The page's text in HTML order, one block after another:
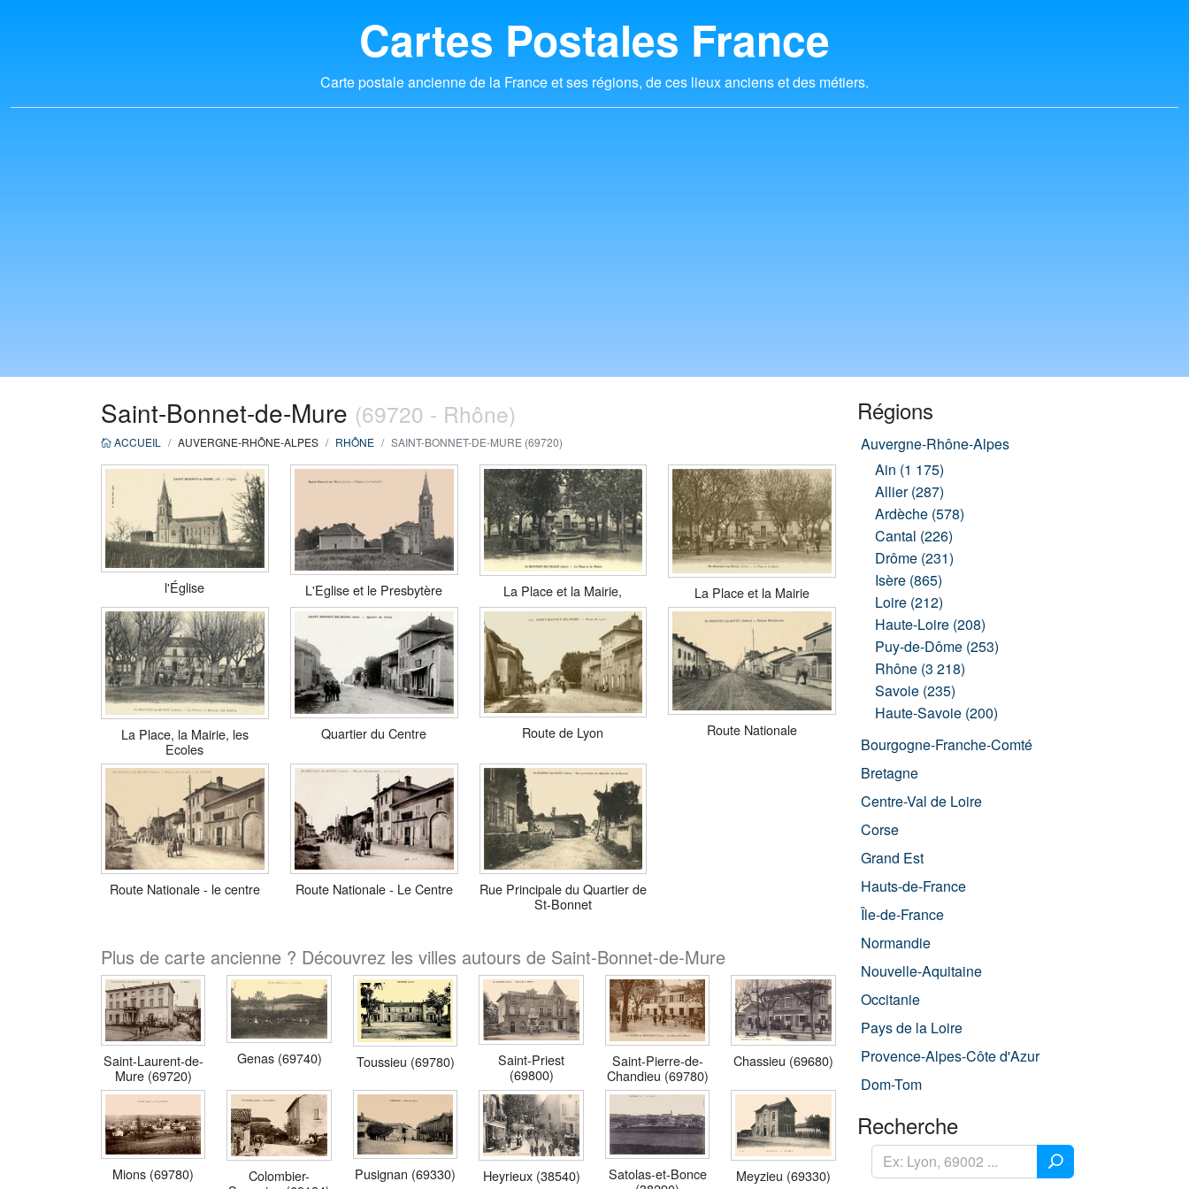
Cartes Postales France
Carte postale ancienne de la France et ses régions, de ces lieux anciens et des métiers.
Saint-Bonnet-de-Mure (69720 - Rhône)
ACCUEIL AUVERGNE-RHÔNE-ALPES RHÔNE SAINT-BONNET-DE-MURE (69720)
l'Église L'Eglise et le Presbytère La Place et la Mairie, La Place et la Mairie
La Place, la Mairie, les
Ecoles
Quartier du Centre Route de Lyon Route Nationale
Route Nationale - le centre Route Nationale - Le Centre
Rue Principale du Quartier de
St-Bonnet
Plus de carte ancienne ? Découvrez les villes autours de Saint-Bonnet-de-Mure
Saint-Laurent-de-
Mure (69720)
Genas (69740) Toussieu (69780)
Saint-Priest
(69800)
Saint-Pierre-de-
Chandieu (69780)
Chassieu (69680)
Mions (69780)
Colombier-
Pusignan (69330) Heyrieux (38540)
Satolas-et-Bonce
Meyzieu (69330)
Régions
Auvergne-Rhône-Alpes
Ain (1 175)
Allier (287)
Ardèche (578)
Cantal (226)
Drôme (231)
Isère (865)
Loire (212)
Haute-Loire (208)
Puy-de-Dôme (253)
Rhône (3 218)
Savoie (235)
Haute-Savoie (200)
Bourgogne-Franche-Comté
Bretagne
Centre-Val de Loire
Corse
Grand Est
Hauts-de-France
Île-de-France
Normandie
Nouvelle-Aquitaine
Occitanie
Pays de la Loire
Provence-Alpes-Côte d'Azur
Dom-Tom
Recherche